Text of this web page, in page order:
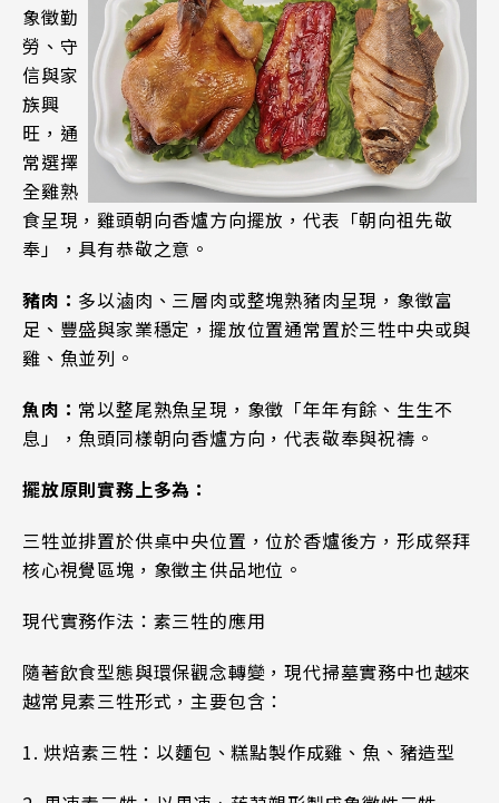
象徵勤
勞、守
信與家
族興
旺，通
常選擇
全雞熟
食呈現，雞頭朝向香爐方向擺放，代表「朝向祖先敬
奉」，具有恭敬之意。
豬肉： 多以滷肉、三層肉或整塊熟豬肉呈現，象徵富
足、豐盛與家業穩定，擺放位置通常置於三牲中央或與
雞、魚並列。
魚肉： 常以整尾熟魚呈現，象徵「年年有餘、生生不
息」，魚頭同樣朝向香爐方向，代表敬奉與祝禱。
擺放原則實務上多為：
三牲並排置於供桌中央位置，位於香爐後方，形成祭拜
核心視覺區塊，象徵主供品地位。
現代實務作法：素三牲的應用
隨著飲食型態與環保觀念轉變，現代掃墓實務中也越來
越常見素三牲形式，主要包含：
1. 烘焙素三牲：以麵包、糕點製作成雞、魚、豬造型